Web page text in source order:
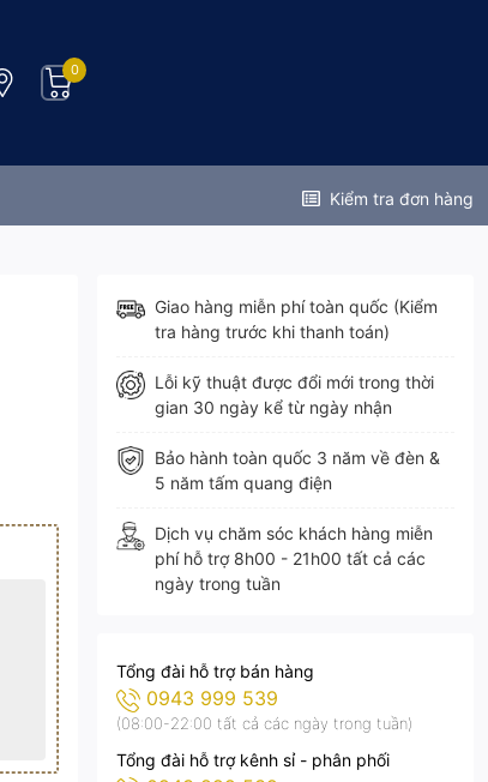
0
Kiểm tra đơn hàng
Giao hàng miễn phí toàn quốc (Kiểm
tra hàng trước khi thanh toán)
Lỗi kỹ thuật được đổi mới trong thời
gian 30 ngày kể từ ngày nhận
Bảo hành toàn quốc 3 năm về đèn &
5 năm tấm quang điện
Dịch vụ chăm sóc khách hàng miễn
phí hỗ trợ 8h00 - 21h00 tất cả các
ngày trong tuần
Tổng đài hỗ trợ bán hàng
0943 999 539
(08:00-22:00 tất cả các ngày trong tuần)
Tổng đài hỗ trợ kênh sỉ - phân phối